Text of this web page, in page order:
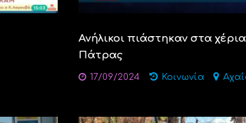
Ανήλικοι πιάστηκαν στα
Πάτρας
17/09/2024 Κοινωνία